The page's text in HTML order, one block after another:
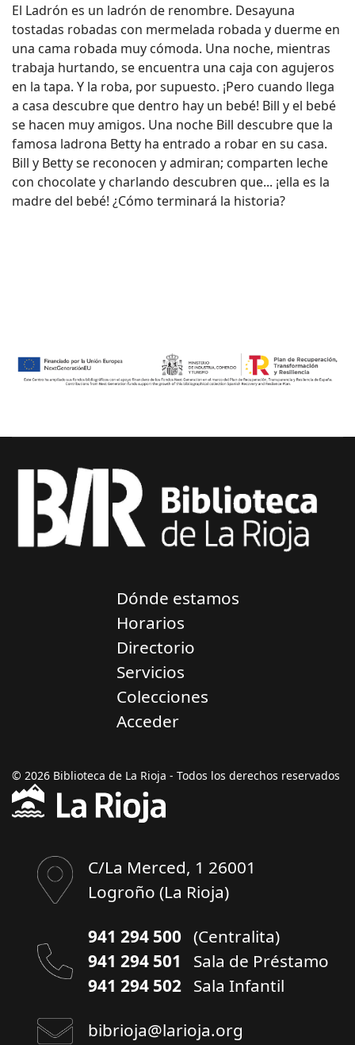
El Ladrón es un ladrón de renombre. Desayuna
tostadas robadas con mermelada robada y duerme en
una cama robada muy cómoda. Una noche, mientras
trabaja hurtando, se encuentra una caja con agujeros
en la tapa. Y la roba, por supuesto. ¡Pero cuando llega
a casa descubre que dentro hay un bebé! Bill y el bebé
se hacen muy amigos. Una noche Bill descubre que la
famosa ladrona Betty ha entrado a robar en su casa.
Bill y Betty se reconocen y admiran; comparten leche
con chocolate y charlando descubren que... ¡ella es la
madre del bebé! ¿Cómo terminará la historia?
Dónde estamos
Horarios
Directorio
Servicios
Colecciones
Acceder
© 2026 Biblioteca de La Rioja - Todos los derechos reservados
C/La Merced, 1 26001
Logroño (La Rioja)
941 294 500 (Centralita)
941 294 501
Sala de Préstamo
941 294 502 Sala Infantil
bibrioja@larioja.org